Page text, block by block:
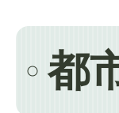
都